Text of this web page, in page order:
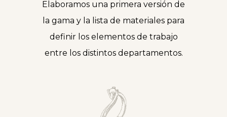
Elaboramos una primera versión de
la gama y la lista de materiales para
definir los elementos de trabajo
entre los distintos departamentos.